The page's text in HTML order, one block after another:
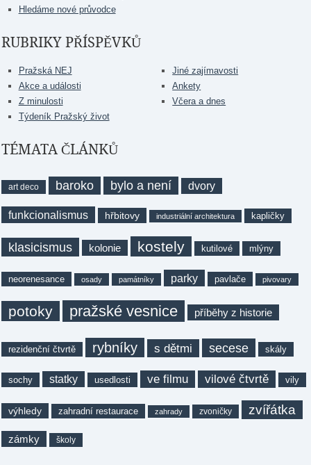
Hledáme nové průvodce
RUBRIKY PŘÍSPĚVKŮ
Pražská NEJ
Akce a události
Z minulosti
Týdeník Pražský život
Jiné zajímavosti
Ankety
Včera a dnes
TÉMATA ČLÁNKŮ
art deco baroko bylo a není dvory
funkcionalismus hřbitovy industriální architektura kapličky
klasicismus kolonie kostely kutilové mlýny
neorenesance osady památníky parky pavlače pivovary
potoky pražské vesnice příběhy z historie
rezidenční čtvrtě rybníky s dětmi secese skály
sochy statky usedlosti ve filmu vilové čtvrtě vily
výhledy zahradní restaurace zahrady zvoničky zvířátka
zámky školy